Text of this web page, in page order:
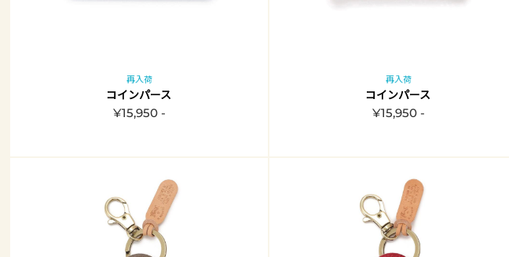
再入荷
コインパース
¥15,950 -
再入荷
コインパース
¥15,950 -